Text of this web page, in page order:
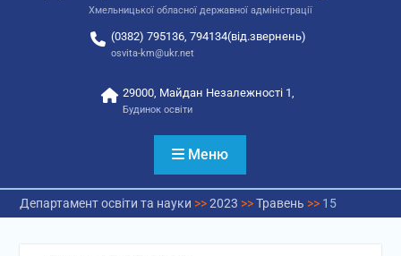
Хмельницької обласної державної адміністрації
(0382) 795136, 794134(від.звернень)
osvita-km@ukr.net
29000, Майдан Незалежності 1,
Будинок освіти
Меню
Департамент освіти та науки >>2023 >>Травень >> 15